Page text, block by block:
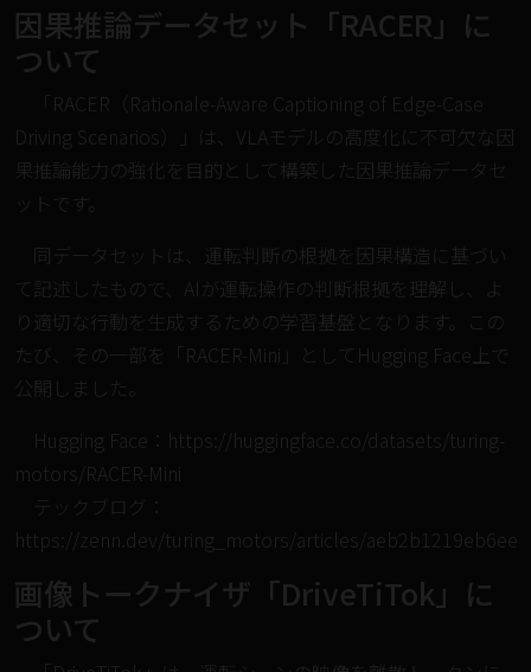
因果推論データセット「RACER」に
ついて
「RACER（Rationale-Aware Captioning of Edge-Case
Driving Scenarios）」は、VLAモデルの高度化に不可欠な因
果推論能力の強化を目的として構築した因果推論データセ
ットです。
同データセットは、運転判断の根拠を因果構造に基づい
て記述したもので、AIが運転操作の判断根拠を理解し、よ
り適切な行動を生成するための学習基盤となります。この
たび、その一部を「RACER-Mini」としてHugging Face上で
公開しました。
Hugging Face： https://huggingface.co/datasets/turing-
motors/RACER-Mini
テックブログ：
https://zenn.dev/turing_motors/articles/aeb2b1219eb6ee
画像トークナイザ「DriveTiTok」に
ついて